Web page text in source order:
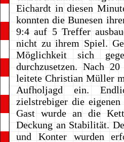
Eichardt in diesen
konnten die Bunesen
9:4 auf 5 Treffer
nicht zu ihrem Spiel.
Möglichkeit sich
durchzusetzen. Nach
leitete Christian Müller
Aufholjagd ein.
zielstrebiger die
Gast wurde an die
Deckung an Stabilität.
und Konter wurden